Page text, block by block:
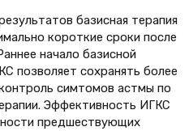
базисная терапия
короткие сроки после
начало базисной
позволяет сохранять более
симтомов астмы по
Эффективность ИГКС
предшествующих